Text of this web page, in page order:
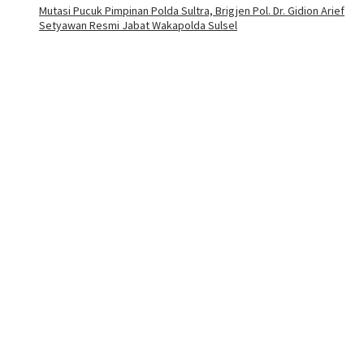
Mutasi Pucuk Pimpinan Polda Sultra, Brigjen Pol. Dr. Gidion Arief
Setyawan Resmi Jabat Wakapolda Sulsel